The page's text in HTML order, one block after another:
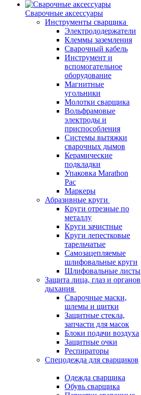
Сварочные аксессуары
Инструменты сварщика
Электрододержатели
Клеммы заземления
Сварочный кабель
Инструмент и
вспомогательное
оборудование
Магнитные
угольники
Молотки сварщика
Вольфрамовые
электроды и
приспособления
Системы вытяжки
сварочных дымов
Керамические
подкладки
Упаковка Marathon
Pac
Маркеры
Абразивные круги
Круги отрезные по
металлу
Круги зачистные
Круги лепестковые
тарельчатые
Самозацепляемые
шлифовальные круги
Шлифовальные листы
Защита лица, глаз и органов
дыхания
Сварочные маски,
шлемы и щитки
Защитные стекла,
запчасти для масок
Блоки подачи воздуха
Защитные очки
Респираторы
Спецодежда для сварщиков
Одежда сварщика
Обувь сварщика